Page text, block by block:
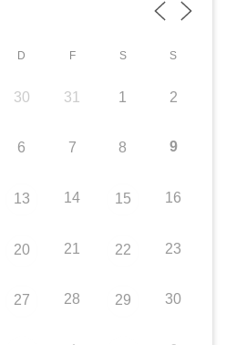
D F S S
30 31 1 2
6 7 8 9
13 14 15 16
20 21 22 23
27 28 29 30